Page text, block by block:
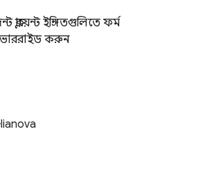
ক্লায়েন্ট ইঙ্গিতগুলিতে ফর্ম
করুন